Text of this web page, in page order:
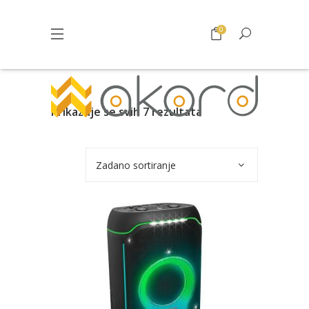
0
Prikazuje se svih 7 rezultata
Zadano sortiranje